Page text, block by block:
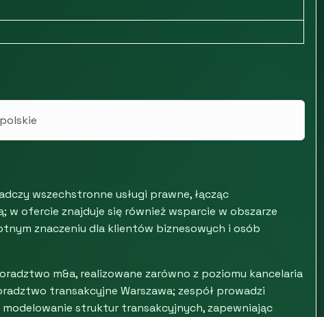
wszechstronne usługi prawne, łącząc
ofercie znajduje się również wsparcie w obszarze
znaczeniu dla klientów biznesowych i osób
m&a, realizowane zarówno z poziomu kancelaria
transakcyjne Warszawa; zespół prowadzi
struktur transakcyjnych, zapewniając